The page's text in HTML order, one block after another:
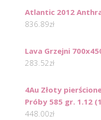
Atlantic 2012
836.89zł
Lava Grzejni
283.52zł
4Au Złoty
Próby 585 gr. 1.12
448.00zł